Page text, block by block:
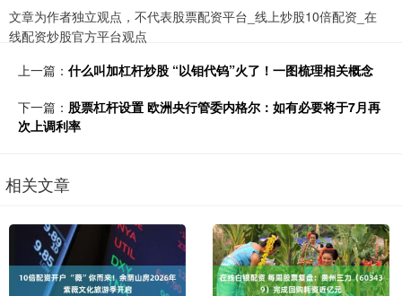
文章为作者独立观点，不代表股票配资平台_线上炒股10倍配资_在
线配资炒股官方平台观点
上一篇： 什么叫加杠杆炒股 “以钼代钨”火了！一图梳理相关概念
下一篇： 股票杠杆设置 欧洲央行管委内格尔：如有必要将于7月再
次上调利率
相关文章